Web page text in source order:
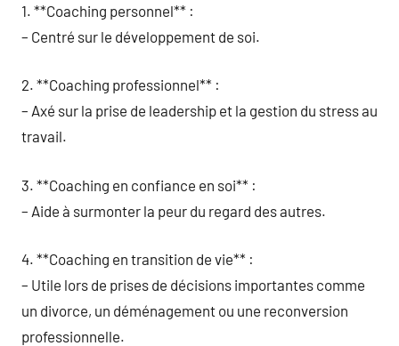
1. **Coaching personnel** :
– Centré sur le développement de soi.
2. **Coaching professionnel** :
– Axé sur la prise de leadership et la gestion du stress au
travail.
3. **Coaching en confiance en soi** :
– Aide à surmonter la peur du regard des autres.
4. **Coaching en transition de vie** :
– Utile lors de prises de décisions importantes comme
un divorce, un déménagement ou une reconversion
professionnelle.